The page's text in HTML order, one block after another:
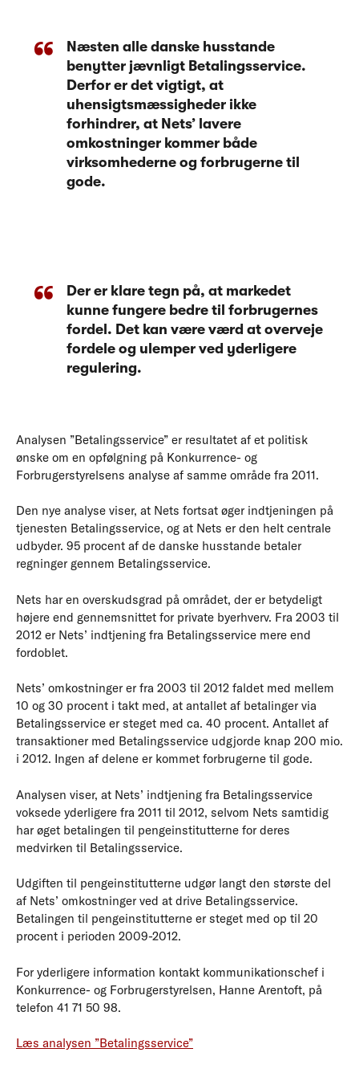
Næsten alle danske husstande
benytter jævnligt Betalingsservice.
Derfor er det vigtigt, at
uhensigtsmæssigheder ikke
forhindrer, at Nets’ lavere
omkostninger kommer både
virksomhederne og forbrugerne til
gode.
Der er klare tegn på, at markedet
kunne fungere bedre til forbrugernes
fordel. Det kan være værd at overveje
fordele og ulemper ved yderligere
regulering.
Analysen ”Betalingsservice” er resultatet af et politisk
ønske om en opfølgning på Konkurrence- og
Forbrugerstyrelsens analyse af samme område fra 2011.
Den nye analyse viser, at Nets fortsat øger indtjeningen på
tjenesten Betalingsservice, og at Nets er den helt centrale
udbyder. 95 procent af de danske husstande betaler
regninger gennem Betalingsservice.
Nets har en overskudsgrad på området, der er betydeligt
højere end gennemsnittet for private byerhverv. Fra 2003 til
2012 er Nets’ indtjening fra Betalingsservice mere end
fordoblet.
Nets’ omkostninger er fra 2003 til 2012 faldet med mellem
10 og 30 procent i takt med, at antallet af betalinger via
Betalingsservice er steget med ca. 40 procent. Antallet af
transaktioner med Betalingsservice udgjorde knap 200 mio.
i 2012. Ingen af delene er kommet forbrugerne til gode.
Analysen viser, at Nets’ indtjening fra Betalingsservice
voksede yderligere fra 2011 til 2012, selvom Nets samtidig
har øget betalingen til pengeinstitutterne for deres
medvirken til Betalingsservice.
Udgiften til pengeinstitutterne udgør langt den største del
af Nets’ omkostninger ved at drive Betalingsservice.
Betalingen til pengeinstitutterne er steget med op til 20
procent i perioden 2009-2012.
For yderligere information kontakt kommunikationschef i
Konkurrence- og Forbrugerstyrelsen, Hanne Arentoft, på
telefon 41 71 50 98.
Læs analysen ”Betalingsservice”